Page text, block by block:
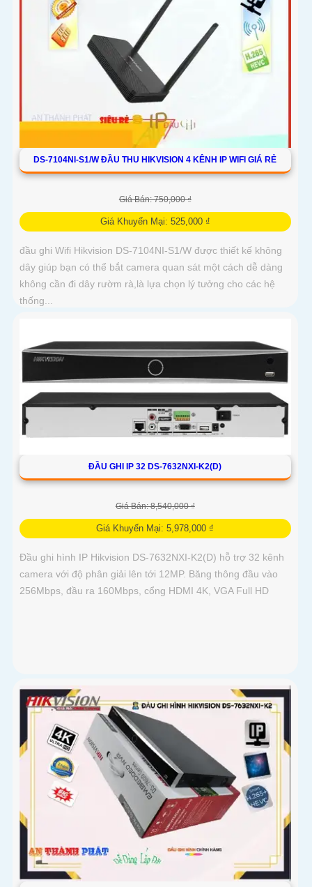
DS-7104NI-S1/W ĐẦU THU HIKVISION 4 KÊNH IP WIFI GIÁ RẺ
Giá Bán: 750,000 ₫
Giá Khuyến Mại: 525,000 ₫
đầu ghi Wifi Hikvision DS-7104NI-S1/W được thiết kế không
dây giúp bạn có thể bắt camera quan sát một cách dễ dàng
không cần đi dây rườm rà,là lựa chọn lý tưởng cho các hệ
thống...
ĐẦU GHI IP 32 DS-7632NXI-K2(D)
Giá Bán: 8,540,000 ₫
Giá Khuyến Mại: 5,978,000 ₫
Đầu ghi hình IP Hikvision DS-7632NXI-K2(D) hỗ trợ 32 kênh
camera với độ phân giải lên tới 12MP. Băng thông đầu vào
256Mbps, đầu ra 160Mbps, cổng HDMI 4K, VGA Full HD